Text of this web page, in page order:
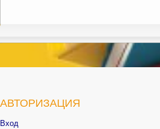
АВТОРИЗАЦИЯ
Вход